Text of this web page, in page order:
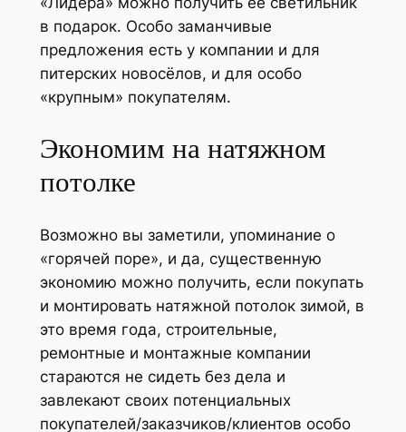
в подарок. Особо заманчивые
предложения есть у компании и для
питерских новосёлов, и для особо
«крупным» покупателям.
Экономим на натяжном
потолке
Возможно вы заметили, упоминание о
«горячей поре», и да, существенную
экономию можно получить, если покупать
и монтировать натяжной потолок зимой, в
это время года, строительные,
ремонтные и монтажные компании
стараются не сидеть без дела и
завлекают своих потенциальных
покупателей/заказчиков/клиентов особо